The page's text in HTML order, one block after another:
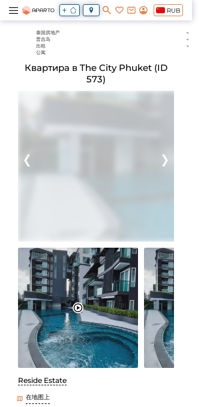
RUB
泰国房地产
普吉岛
出租
公寓
Квартира в The City Phuket (ID
573)
Reside Estate
在地图上